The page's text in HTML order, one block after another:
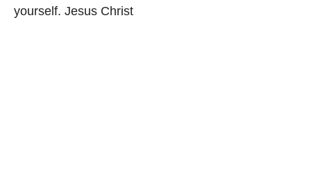
yourself. Jesus Christ